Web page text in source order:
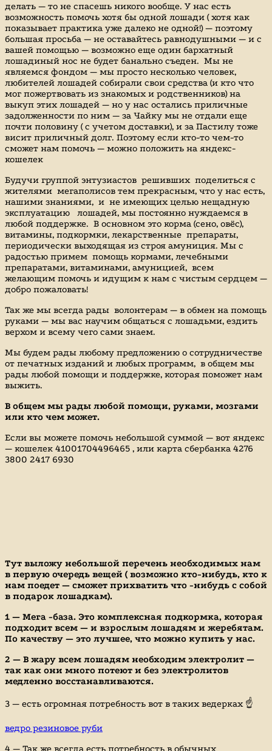
делать — то не спасешь никого вообще. У нас есть
возможность помочь хотя бы одной лошади ( хотя как
показывает практика уже далеко не одной!) — поэтому
большая просьба — не оставайтесь равнодушными — и с
вашей помощью — возможно еще один бархатный
лошадиный нос не будет банально съеден. Мы не
являемся фондом — мы просто несколько человек,
любителей лошадей собирали свои средства (и кто что
мог пожертвовать из знакомых и родственников) на
выкуп этих лошадей — но у нас остались приличные
задолженности по ним — за Чайку мы не отдали еще
почти половину ( с учетом доставки), и за Пастилу тоже
висит приличный долг. Поэтому если кто-то чем-то
сможет нам помочь — можно положить на яндекс-
кошелек
Будучи группой энтузиастов решивших поделиться с
жителями мегаполисов тем прекрасным, что у нас есть,
нашими знаниями, и не имеющих целью нещадную
эксплуатацию лошадей, мы постоянно нуждаемся в
любой поддержке. В основном это корма (сено, овёс),
витамины, подкормки, лекарственные препараты,
периодически выходящая из строя амуниция. Мы с
радостью примем помощь кормами, лечебными
препаратами, витаминами, амуницией, всем
желающим помочь и идущим к нам с чистым сердцем —
добро пожаловать!
Так же мы всегда рады волонтерам — в обмен на помощь
руками — мы вас научим общаться с лошадьми, ездить
верхом и всему чего сами знаем.
Мы будем рады любому предложению о сотрудничестве
от печатных изданий и любых программ, в общем мы
рады любой помощи и поддержке, которая поможет нам
выжить.
В общем мы рады любой помощи, руками, мозгами
или кто чем может.
Если вы можете помочь небольшой суммой — вот яндекс
— кошелек 41001704496465 , или карта сбербанка 4276
3800 2417 6930
Тут выложу небольшой перечень необходимых нам
в первую очередь вещей ( возможно кто-нибудь, кто к
нам поедет — сможет прихватить что -нибудь с собой
в подарок лошадкам).
1 — Мега -база. Это комплексная подкормка, которая
подходит всем — и взрослым лошадям и жеребятам.
По качеству — это лучшее, что можно купить у нас.
2 — В жару всем лошадям необходим электролит —
так как они много потеют и без электролитов
медленно восстанавливаются.
3 — есть огромная потребность вот в таких ведерках ☝️
ведро резиновое руби
4 — Так же всегда есть потребность в обычных